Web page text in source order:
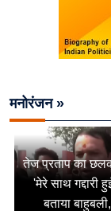
मनोरंजन »
तेज प्रताप का
'मेरे साथ गद्दारी
बताया